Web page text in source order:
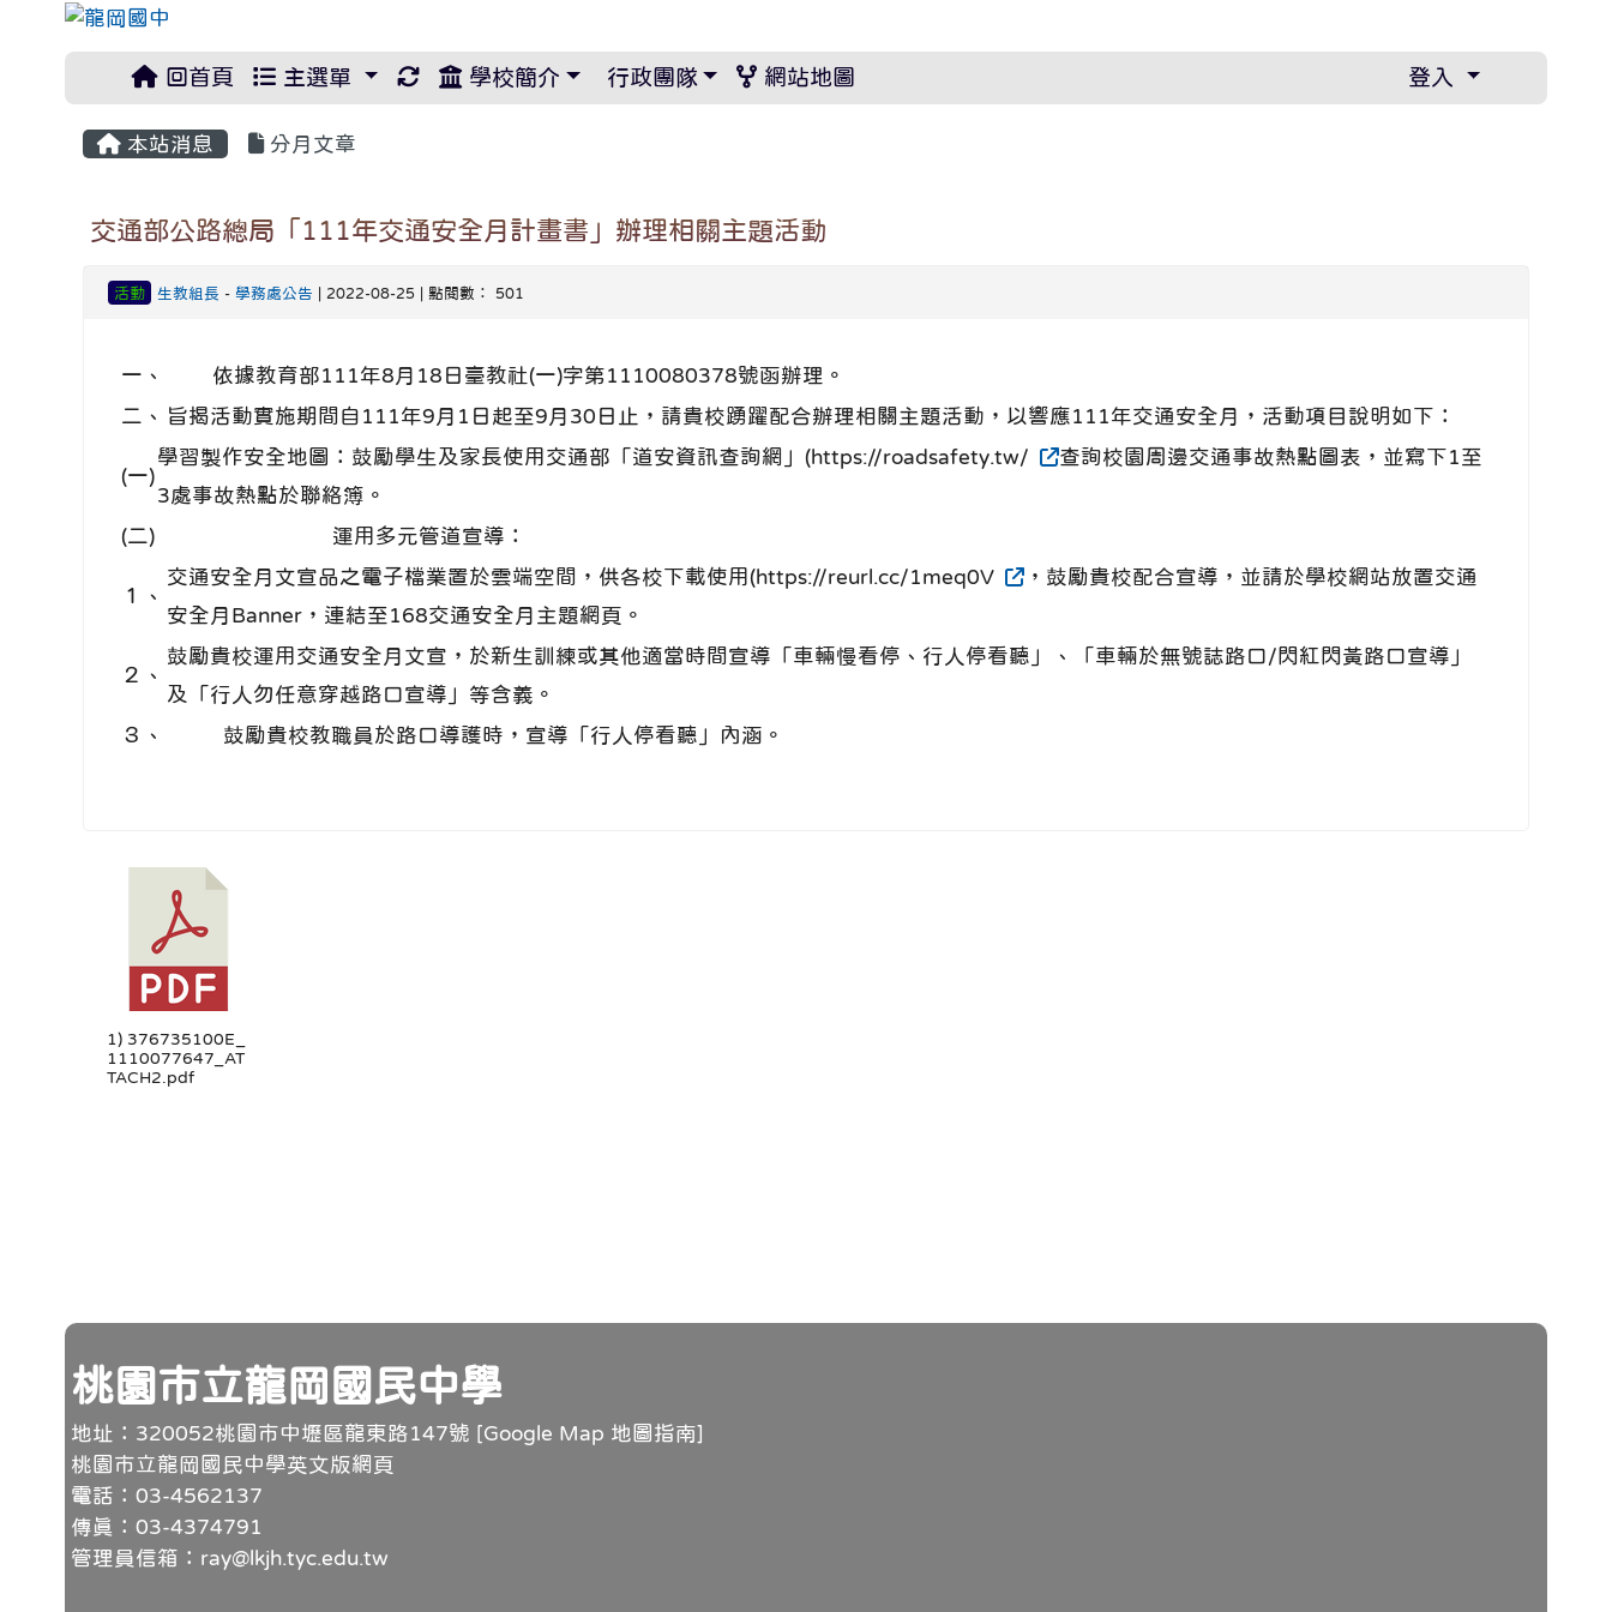
回首頁 主選單 重新取得佈景設定
學校簡介 行政團隊 網站地圖 登入
本站消息 分月文章
交通部公路總局「111年交通安全月計畫書」辦理相關主題活動
活動 生教組長 - 學務處公告 | 2022-08-25 | 點閱數： 501
一、
依據教育部111年8月18日臺教社(一)字第1110080378號函辦理。
二、
旨揭活動實施期間自111年9月1日起至9月30日止，請貴校踴躍配合辦理相關主題活動，以響應111年交通安全月，活動項目說明如下：
(一)
學習製作安全地圖：鼓勵學生及家長使用交通部「道安資訊查詢網」(https://roadsafety.tw/
查詢校園周邊交通事故熱點圖表，並寫下1至
3處事故熱點於聯絡簿。
(二)
運用多元管道宣導：
１、
交通安全月文宣品之電子檔業置於雲端空間，供各校下載使用(https://reurl.cc/1meq0V
，鼓勵貴校配合宣導，並請於學校網站放置交通
安全月Banner，連結至168交通安全月主題網頁。
２、
鼓勵貴校運用交通安全月文宣，於新生訓練或其他適當時間宣導「車輛慢看停、行人停看聽」、「車輛於無號誌路口/閃紅閃黃路口宣導」
及「行人勿任意穿越路口宣導」等含義。
３、
鼓勵貴校教職員於路口導護時，宣導「行人停看聽」內涵。
1) 376735100E_
1110077647_AT
TACH2.pdf
頁尾
桃園市立龍岡國民中學
地址：320052桃園市中壢區龍東路147號 [Google Map 地圖指南]
桃園市立龍岡國民中學英文版網頁
電話：03-4562137
傳真：03-4374791
管理員信箱：ray@lkjh.tyc.edu.tw